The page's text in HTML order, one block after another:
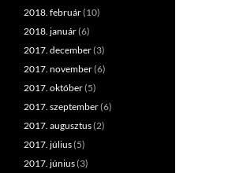
2018. február(10)
2018. január(6)
2017. december(3)
2017. november(6)
2017. október(5)
2017. szeptember(6)
2017. augusztus(2)
2017. július(5)
2017. június(3)